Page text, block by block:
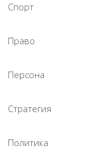
Спорт
Право
Персона
Стратегия
Политика